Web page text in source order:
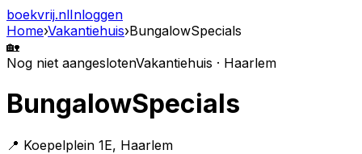
boekvrij.nlInloggen
Home›Vakantiehuis›BungalowSpecials
🏡
Nog niet aangeslotenVakantiehuis · Haarlem
BungalowSpecials
📍 Koepelplein 1E, Haarlem